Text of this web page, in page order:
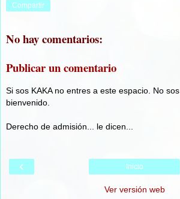
Compartir
No hay comentarios:
Publicar un comentario
Si sos KAKA no entres a este espacio. No sos
bienvenido.
Derecho de admisión... le dicen...
‹ Inicio
Ver versión web